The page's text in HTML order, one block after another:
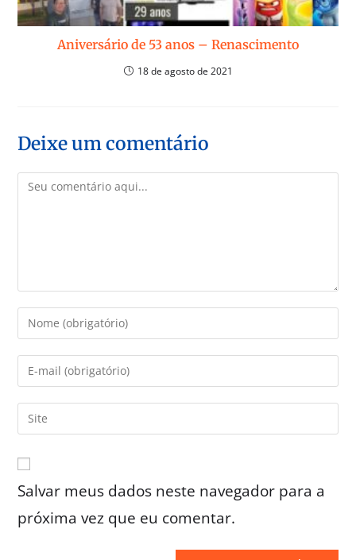
Aniversário de 53 anos – Renascimento
18 de agosto de 2021
Deixe um comentário
Salvar meus dados neste navegador para a
próxima vez que eu comentar.